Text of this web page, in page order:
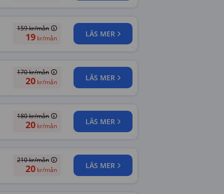
159kr/mån
19 kr/mån LÄS MER
170kr/mån
20 kr/mån LÄS MER
180kr/mån
20 kr/mån LÄS MER
210kr/mån
20 kr/mån LÄS MER